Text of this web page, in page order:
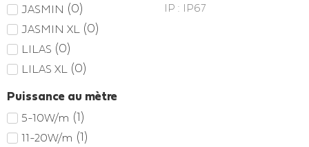
JASMIN (0)
JASMIN XL (0)
LILAS (0)
LILAS XL (0)
Puissance au mètre
5-10W/m (1)
11-20W/m (1)
IP : IP67